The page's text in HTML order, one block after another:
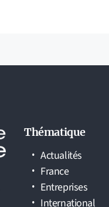
Thématique
Actualités
France
Entreprises
International